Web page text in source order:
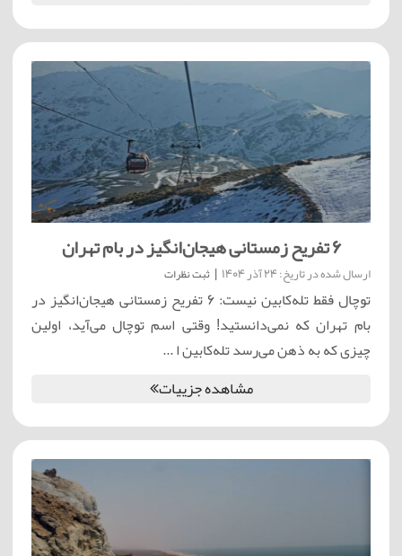
۶ تفریح زمستانی هیجان‌انگیز در بام تهران
ارسال شده در تاریخ: 24 آذر 1404 | ثبت نظرات
توچال فقط تله‌کابین نیست: ۶ تفریح زمستانی هیجان‌انگیز در
بام تهران که نمی‌دانستید! وقتی اسم توچال می‌آید، اولین
چیزی که به ذهن می‌رسد تله‌کابین ا ...
مشاهده جزییات